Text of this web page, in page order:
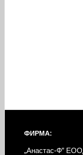
ФИРМА:
„Анастас-Ф”